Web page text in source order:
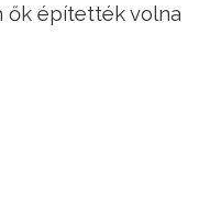
ők építették volna